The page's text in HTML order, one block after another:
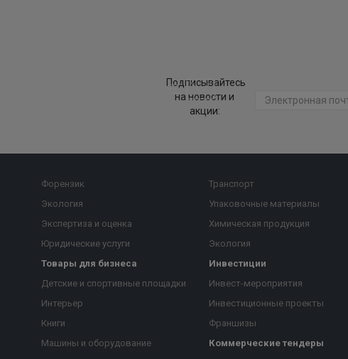
Подписывайтесь
на новости и
акции:
Форензик
Экология
Экспертиза и оценка
Юридические услуги
Товары для бизнеса
Детские и спортивные площадки
Интерьер
Книги
Машины и оборудование
Транспорт
Упаковочные материалы
Химическая продукция
Экология
Инвестиции
Инвест-мероприятия
Инвестиционные проекты
Франшизы
Коммерческие тендеры